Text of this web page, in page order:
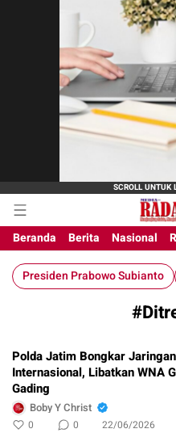
M-
Beranda
Berita Nasional
Presiden Prabowo Subianto
Polda Jatim Bongkar
Internasional, Libatkan WNA
Gading
Boby Y Christ
0 0 22/06/2026